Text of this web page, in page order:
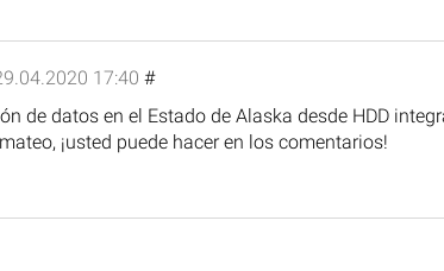
17:40 #
de datos en el Estado de Alaska desde HDD
¡usted puede hacer en los comentarios!